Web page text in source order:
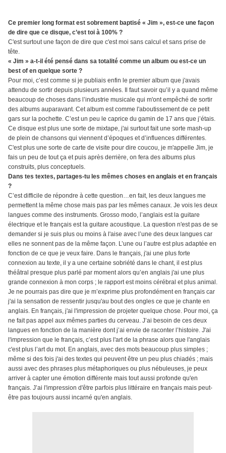
Ce premier long format est sobrement baptisé « Jim », est-ce une façon
de dire que ce disque, c’est toi à 100% ?
C'est surtout une façon de dire que c'est moi sans calcul et sans prise de
tête.
« Jim » a-t-il été pensé dans sa totalité comme un album ou est-ce un
best of en quelque sorte ?
Pour moi, c’est comme si je publiais enfin le premier album que j'avais
attendu de sortir depuis plusieurs années. Il faut savoir qu’il y a quand même
beaucoup de choses dans l’industrie musicale qui m'ont empêché de sortir
des albums auparavant. Cet album est comme l'aboutissement de ce petit
gars sur la pochette. C’est un peu le caprice du gamin de 17 ans que j’étais.
Ce disque est plus une sorte de mixtape, j'ai surtout fait une sorte mash-up
de plein de chansons qui viennent d’époques et d’influences différentes.
C'est plus une sorte de carte de visite pour dire coucou, je m'appelle Jim, je
fais un peu de tout ça et puis après derrière, on fera des albums plus
construits, plus conceptuels.
Dans tes textes, partages-tu les mêmes choses en anglais et en français
?
C’est difficile de répondre à cette question…en fait, les deux langues me
permettent la même chose mais pas par les mêmes canaux. Je vois les deux
langues comme des instruments. Grosso modo, l’anglais est la guitare
électrique et le français est la guitare acoustique. La question n'est pas de se
demander si je suis plus ou moins à l'aise avec l’une des deux langues car
elles ne sonnent pas de la même façon. L’une ou l’autre est plus adaptée en
fonction de ce que je veux faire. Dans le français, j'ai une plus forte
connexion au texte, il y a une certaine sobriété dans le chant, il est plus
théâtral presque plus parlé par moment alors qu’en anglais j'ai une plus
grande connexion à mon corps ; le rapport est moins cérébral et plus animal.
Je ne pourrais pas dire que je m’exprime plus profondément en français car
j'ai la sensation de ressentir jusqu'au bout des ongles ce que je chante en
anglais. En français, j'ai l'impression de projeter quelque chose. Pour moi, ça
ne fait pas appel aux mêmes parties du cerveau. J’ai besoin de ces deux
langues en fonction de la manière dont j’ai envie de raconter l’histoire. J'ai
l'impression que le français, c’est plus l'art de la phrase alors que l'anglais
c'est plus l’art du mot. En anglais, avec des mots beaucoup plus simples ;
même si des fois j'ai des textes qui peuvent être un peu plus chiadés ; mais
aussi avec des phrases plus métaphoriques ou plus nébuleuses, je peux
arriver à capter une émotion différente mais tout aussi profonde qu'en
français. J’ai l'impression d'être parfois plus littéraire en français mais peut-
être pas toujours aussi incarné qu'en anglais.